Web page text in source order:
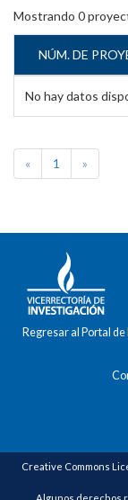
Mostrando 0
NÚM. DE
No hay datos
« 1 »
Regresar al Portal
Creative Commons